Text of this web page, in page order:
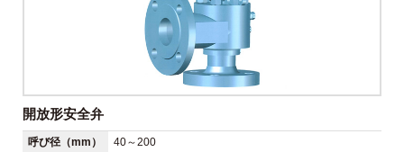
開放形安全弁
呼び径（mm）
40～200